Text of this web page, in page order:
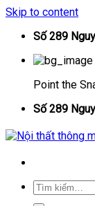
Skip to content
Số 289
Point the
Số 289